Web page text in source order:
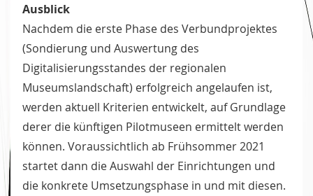
Ausblick
Nachdem die erste Phase des Verbundprojektes
(Sondierung und Auswertung des
Digitalisierungsstandes der regionalen
Museumslandschaft) erfolgreich angelaufen ist,
werden aktuell Kriterien entwickelt, auf Grundlage
derer die künftigen Pilotmuseen ermittelt werden
können. Voraussichtlich ab Frühsommer 2021
startet dann die Auswahl der Einrichtungen und
die konkrete Umsetzungsphase in und mit diesen.